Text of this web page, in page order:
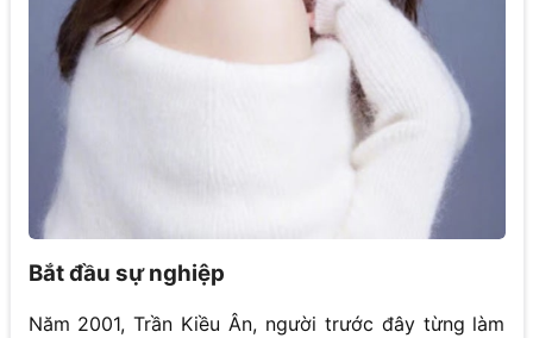
Bắt đầu sự nghiệp
Năm 2001, Trần Kiều Ân, người trước đây từng làm